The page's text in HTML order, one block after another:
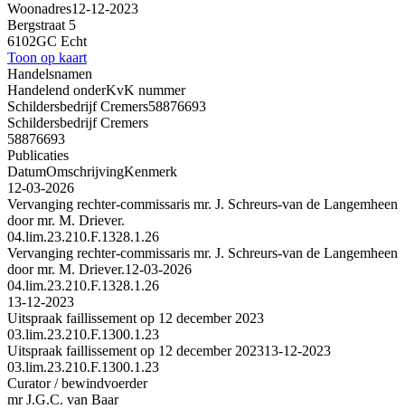
Woonadres12-12-2023
Bergstraat 5
6102GC Echt
Toon op kaart
Handelsnamen
Handelend onderKvK nummer
Schildersbedrijf Cremers58876693
Schildersbedrijf Cremers
58876693
Publicaties
DatumOmschrijvingKenmerk
12-03-2026
Vervanging rechter-commissaris mr. J. Schreurs-van de Langemheen
door mr. M. Driever.
04.lim.23.210.F.1328.1.26
Vervanging rechter-commissaris mr. J. Schreurs-van de Langemheen
door mr. M. Driever.12-03-2026
04.lim.23.210.F.1328.1.26
13-12-2023
Uitspraak faillissement op 12 december 2023
03.lim.23.210.F.1300.1.23
Uitspraak faillissement op 12 december 202313-12-2023
03.lim.23.210.F.1300.1.23
Curator / bewindvoerder
mr J.G.C. van Baar